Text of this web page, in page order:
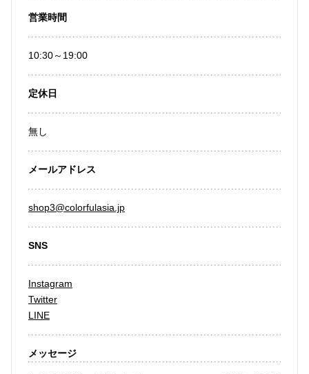
営業時間
10:30～19:00
定休日
無し
メールアドレス
shop3@colorfulasia.jp
SNS
Instagram
Twitter
LINE
メッセージ